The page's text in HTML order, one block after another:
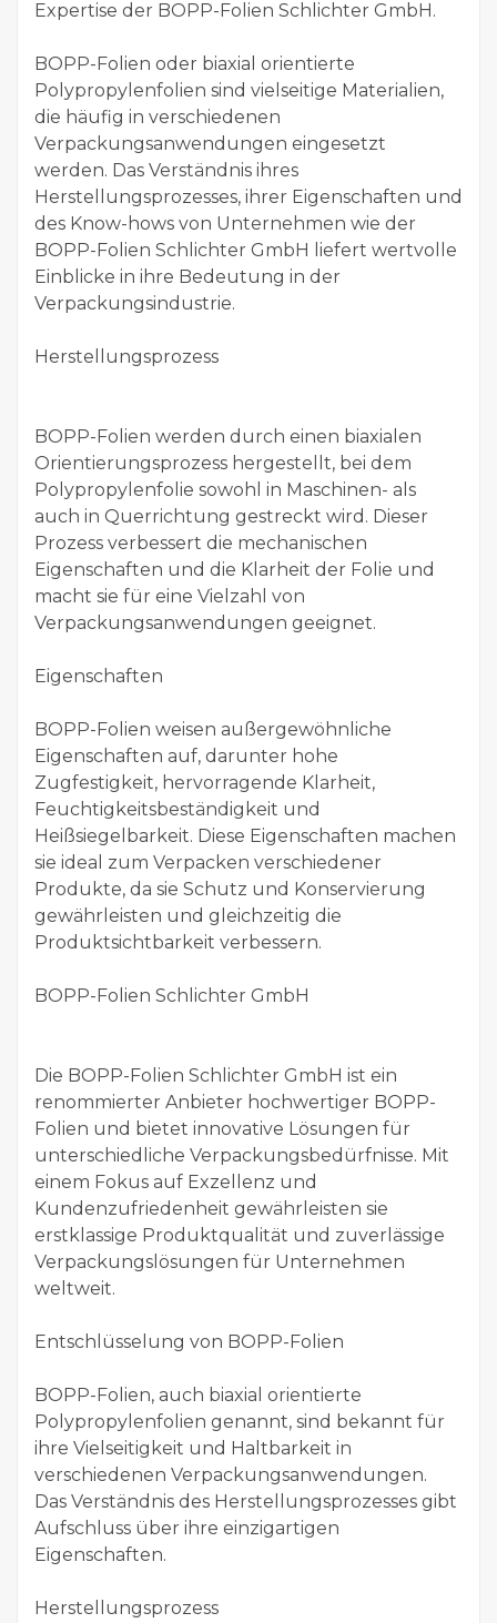
Expertise der BOPP-Folien Schlichter GmbH.
BOPP-Folien oder biaxial orientierte
Polypropylenfolien sind vielseitige Materialien,
die häufig in verschiedenen
Verpackungsanwendungen eingesetzt
werden. Das Verständnis ihres
Herstellungsprozesses, ihrer Eigenschaften und
des Know-hows von Unternehmen wie der
BOPP-Folien Schlichter GmbH liefert wertvolle
Einblicke in ihre Bedeutung in der
Verpackungsindustrie.
Herstellungsprozess
BOPP-Folien werden durch einen biaxialen
Orientierungsprozess hergestellt, bei dem
Polypropylenfolie sowohl in Maschinen- als
auch in Querrichtung gestreckt wird. Dieser
Prozess verbessert die mechanischen
Eigenschaften und die Klarheit der Folie und
macht sie für eine Vielzahl von
Verpackungsanwendungen geeignet.
Eigenschaften
BOPP-Folien weisen außergewöhnliche
Eigenschaften auf, darunter hohe
Zugfestigkeit, hervorragende Klarheit,
Feuchtigkeitsbeständigkeit und
Heißsiegelbarkeit. Diese Eigenschaften machen
sie ideal zum Verpacken verschiedener
Produkte, da sie Schutz und Konservierung
gewährleisten und gleichzeitig die
Produktsichtbarkeit verbessern.
BOPP-Folien Schlichter GmbH
Die BOPP-Folien Schlichter GmbH ist ein
renommierter Anbieter hochwertiger BOPP-
Folien und bietet innovative Lösungen für
unterschiedliche Verpackungsbedürfnisse. Mit
einem Fokus auf Exzellenz und
Kundenzufriedenheit gewährleisten sie
erstklassige Produktqualität und zuverlässige
Verpackungslösungen für Unternehmen
weltweit.
Entschlüsselung von BOPP-Folien
BOPP-Folien, auch biaxial orientierte
Polypropylenfolien genannt, sind bekannt für
ihre Vielseitigkeit und Haltbarkeit in
verschiedenen Verpackungsanwendungen.
Das Verständnis des Herstellungsprozesses gibt
Aufschluss über ihre einzigartigen
Eigenschaften.
Herstellungsprozess